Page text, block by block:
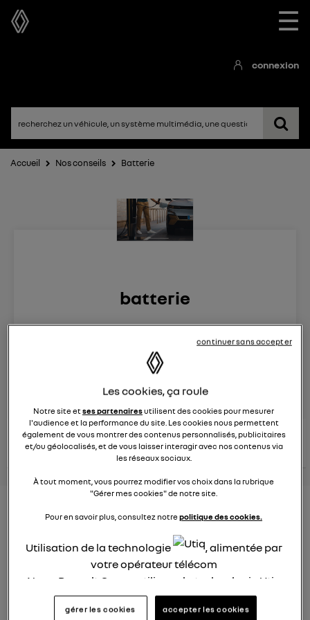
☰
connexion
Accueil Nos conseils Batterie
batterie
Véhicules RENAULT
posez une question
conseils Renault
consultez les
conseils
similaires
voir tous les
conseils
Aides aux frais installation d'une
25 janvier 2022à 17:24
Existe t-il des aides pour faire installer une borne de
recharge à domicile ?
Les cookies, ça roule
Notre site etses partenairesutilisent des cookies pour mesurer
l'audience et la performance du site. Les cookies nous permettent
également de vous montrer des contenus personnalisés, publicitaires
et/ou géolocalisés, et de vous laisser interagir avec nos contenus via
les réseaux sociaux.
À tout moment, vous pourrez modifier vos choix dans la rubrique
"Gérer mes cookies" de notre site.
Pour en savoir plus, consultez notrepolitique des cookies.
Utilisation de la technologie
, alimentée par
votre opérateur télécom
Nous, Renault Group, utilisons la technologie Utiq
pour nos activités digitales (telles que décrites
dans cette notice de consentement) et liées à
gérer les cookies accepter les cookies
continuer sans accepter